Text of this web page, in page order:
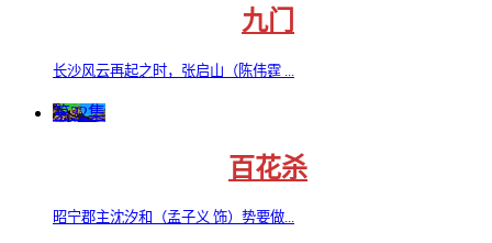
九门
长沙风云再起之时，张启山（陈伟霆 ...
第32集
百花杀
昭宁郡主沈汐和（孟子义 饰）势要做...